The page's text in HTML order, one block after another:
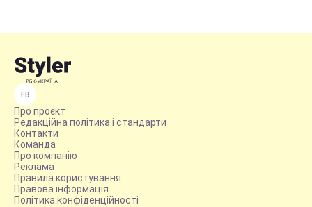
FB
Про проєкт
Редакційна політика і стандарти
Контакти
Команда
Про компанію
Реклама
Правила користування
Правова інформація
Політика конфіденційності